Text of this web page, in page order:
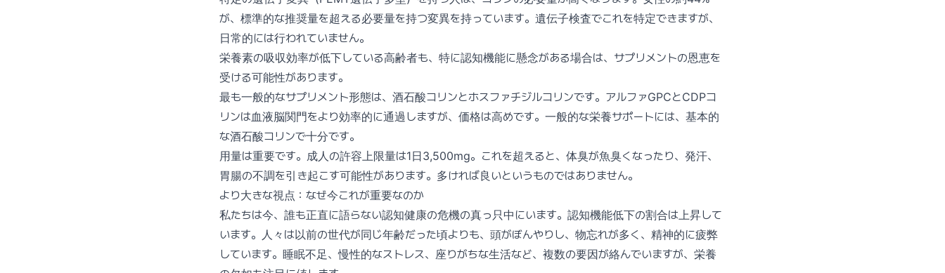
が、標準的な推奨量を超える必要量を持つ変異を持っています。遺伝子検査でこれを特定できますが、
日常的には行われていません。
栄養素の吸収効率が低下している高齢者も、特に認知機能に懸念がある場合は、サプリメントの恩恵を
受ける可能性があります。
最も一般的なサプリメント形態は、酒石酸コリンとホスファチジルコリンです。アルファGPCとCDPコ
リンは血液脳関門をより効率的に通過しますが、価格は高めです。一般的な栄養サポートには、基本的
な酒石酸コリンで十分です。
用量は重要です。成人の許容上限量は1日3,500mg。これを超えると、体臭が魚臭くなったり、発汗、
胃腸の不調を引き起こす可能性があります。多ければ良いというものではありません。
より大きな視点：なぜ今これが重要なのか
私たちは今、誰も正直に語らない認知健康の危機の真っ只中にいます。認知機能低下の割合は上昇して
います。人々は以前の世代が同じ年齢だった頃よりも、頭がぼんやりし、物忘れが多く、精神的に疲弊
しています。睡眠不足、慢性的なストレス、座りがちな生活など、複数の要因が絡んでいますが、栄養